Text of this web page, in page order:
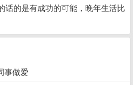
话的是有成功的可能，晚年生活比
事做爱